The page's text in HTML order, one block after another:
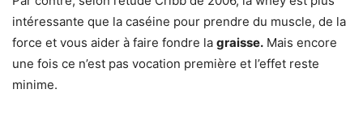
intéressante que la caséine pour prendre du muscle, de la
force et vous aider à faire fondre la graisse. Mais encore
une fois ce n’est pas vocation première et l’effet reste
minime.